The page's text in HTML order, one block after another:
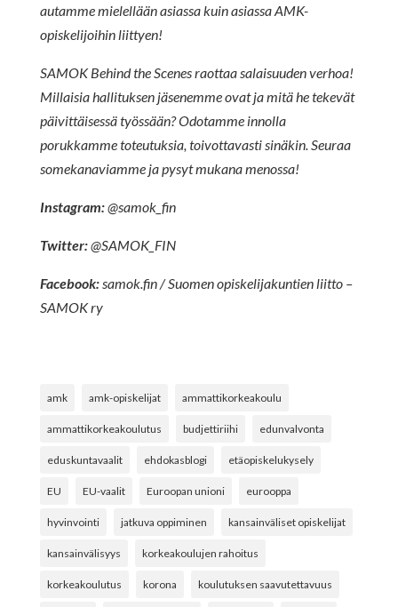
autamme mielellään asiassa kuin asiassa AMK-
opiskelijoihin liittyen!
SAMOK Behind the Scenes raottaa salaisuuden verhoa!
Millaisia hallituksen jäsenemme ovat ja mitä he tekevät
päivittäisessä työssään? Odotamme innolla
porukkamme toteutuksia, toivottavasti sinäkin. Seuraa
somekanaviamme ja pysyt mukana menossa!
Instagram:@samok_fin
Twitter:@SAMOK_FIN
Facebook:samok.fin / Suomen opiskelijakuntien liitto –
SAMOK ry
amk amk-opiskelijat ammattikorkeakoulu
ammattikorkeakoulutus budjettiriihi edunvalvonta
eduskuntavaalit ehdokasblogi etäopiskelukysely
EU EU-vaalit Euroopan unioni eurooppa
hyvinvointi jatkuva oppiminen kansainväliset opiskelijat
kansainvälisyys korkeakoulujen rahoitus
korkeakoulutus korona koulutuksen saavutettavuus